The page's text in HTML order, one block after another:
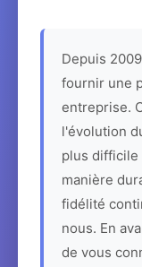
Depuis
fournir une
entreprise.
l'évolution
plus
manière
fidélité
nous. En
de vous